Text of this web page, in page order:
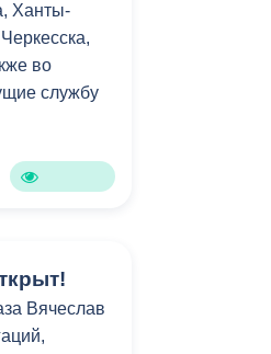
Ханты-
во
службу
Вячеслав